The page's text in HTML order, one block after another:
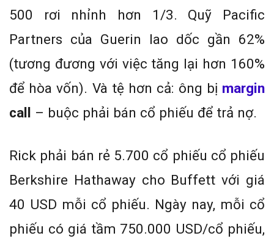
500 rơi nhỉnh hơn 1/3. Quỹ Pacific
Partners của Guerin lao dốc gần 62%
(tương đương với việc tăng lại hơn 160%
để hòa vốn). Và tệ hơn cả: ông bị margin
call
– buộc phải bán cổ phiếu để trả nợ.
Rick phải bán rẻ 5.700 cổ phiếu cổ phiếu
Berkshire Hathaway cho Buffett với giá
40 USD mỗi cổ phiếu. Ngày nay, mỗi cổ
phiếu có giá tầm 750.000 USD/cổ phiếu,